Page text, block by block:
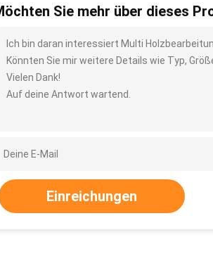
Sie mehr über dieses
Ich bin daran interessiert Multi
Könnten Sie mir weitere Details wie Typ,
Vielen Dank!
Auf deine Antwort wartend.
Einreichungen